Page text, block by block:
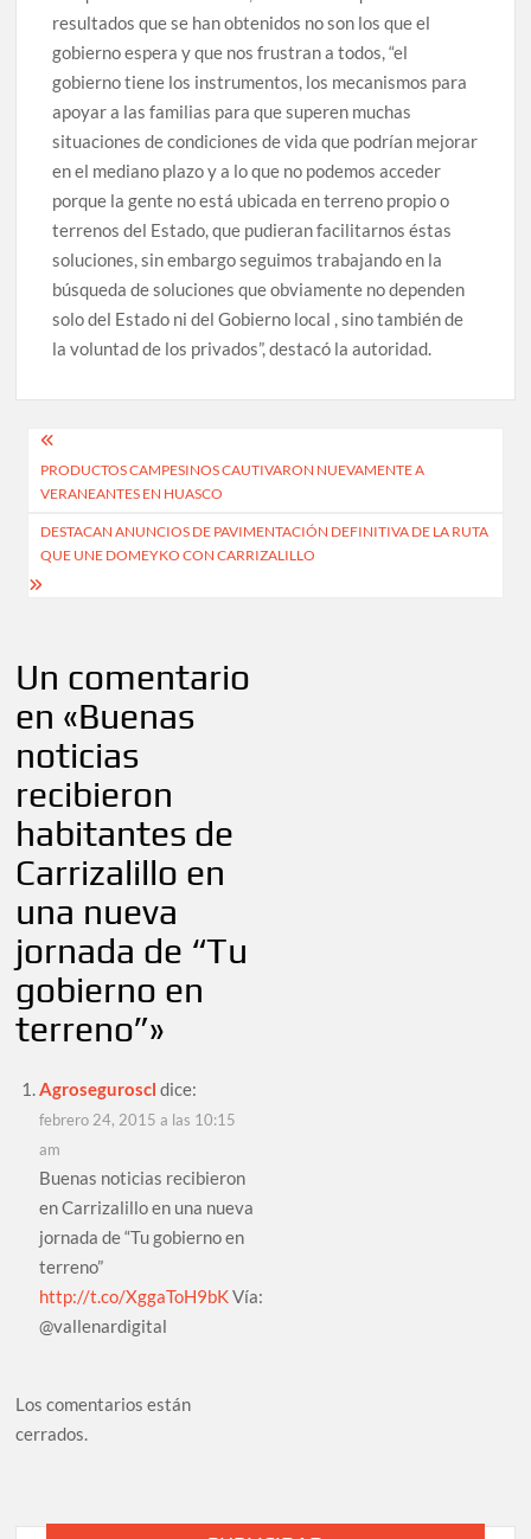
resultados que se han obtenidos no son los que el
gobierno espera y que nos frustran a todos, “el
gobierno tiene los instrumentos, los mecanismos para
apoyar a las familias para que superen muchas
situaciones de condiciones de vida que podrían mejorar
en el mediano plazo y a lo que no podemos acceder
porque la gente no está ubicada en terreno propio o
terrenos del Estado, que pudieran facilitarnos éstas
soluciones, sin embargo seguimos trabajando en la
búsqueda de soluciones que obviamente no dependen
solo del Estado ni del Gobierno local , sino también de
la voluntad de los privados”, destacó la autoridad.
Navegación
de
entradas
PRODUCTOS CAMPESINOS CAUTIVARON NUEVAMENTE A
VERANEANTES EN HUASCO
DESTACAN ANUNCIOS DE PAVIMENTACIÓN DEFINITIVA DE LA RUTA
QUE UNE DOMEYKO CON CARRIZALILLO
Un comentario
en «Buenas
noticias
recibieron
habitantes de
Carrizalillo en
una nueva
jornada de “Tu
gobierno en
terreno”»
Agroseguroscl dice:
febrero 24, 2015 a las 10:15
am
Buenas noticias recibieron
en Carrizalillo en una nueva
jornada de “Tu gobierno en
terreno”
http://t.co/XggaToH9bKVía:
@vallenardigital
Los comentarios están
cerrados.